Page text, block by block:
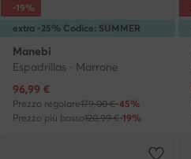
extra -25% Codice: SUMMER
-19%
Manebi
Espadrillas · Marrone
Prezzo attuale
96,99 €
Prezzo regolare179,00 €-45%
Prezzo più basso120,99 €-19%